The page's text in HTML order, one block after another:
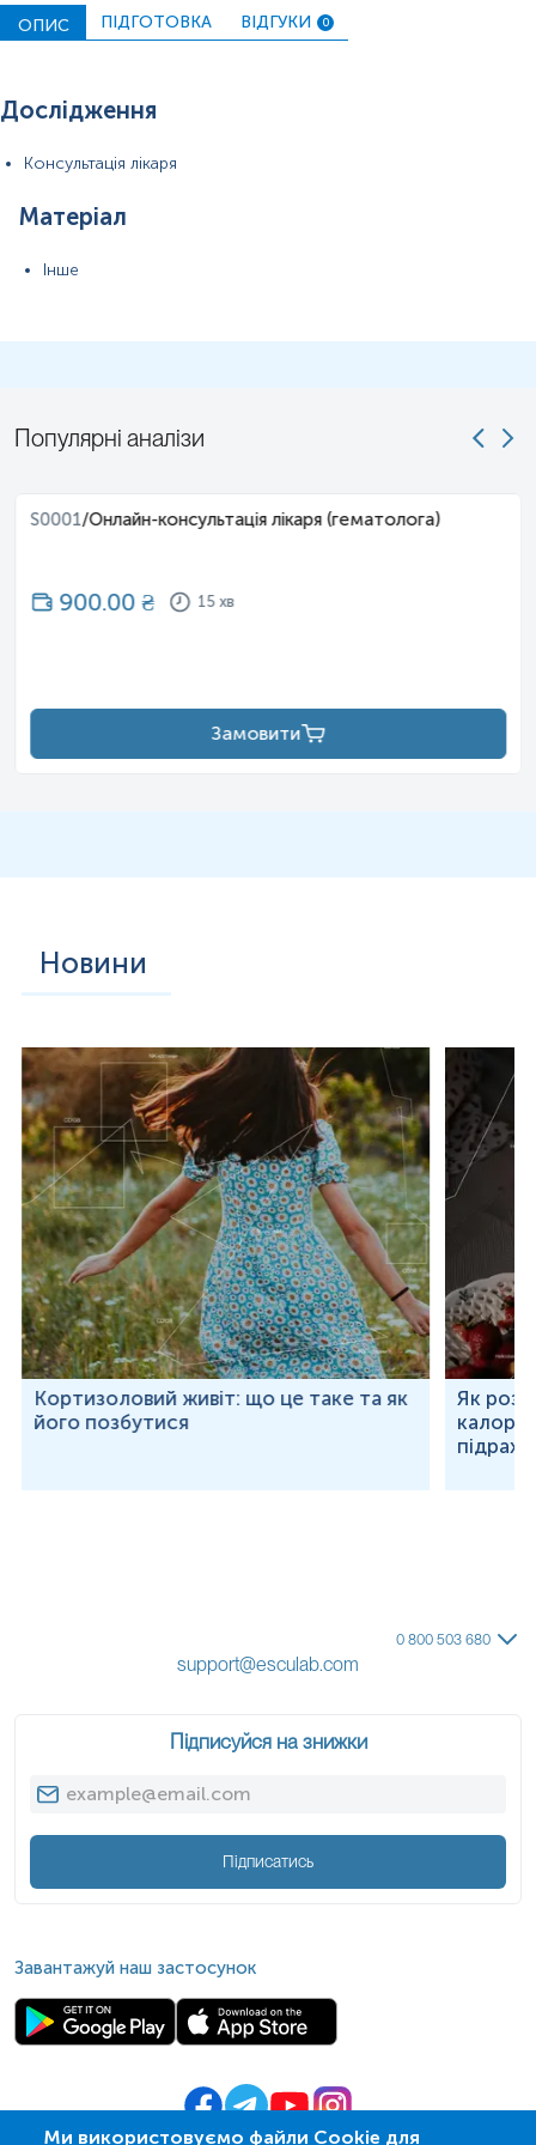
ОПИС ПІДГОТОВКА ВІДГУКИ 0
Дослідження
Консультація лікаря
Матеріал
Інше
Популярні аналізи
S0001/Онлайн-консультація лікаря (гематолога)
900.00₴ 15 хв
Замовити
Новини
Кортизоловий живіт: що це таке та як
його позбутися
Як
Ми використовуємо файли Cookie для
0 800 503 680
support@esculab.com
Підписуйся на знижки
Підписатись
Завантажуй наш застосунок